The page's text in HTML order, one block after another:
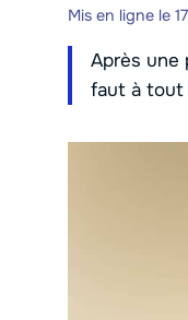
Mis en ligne le
Après une
faut à tout